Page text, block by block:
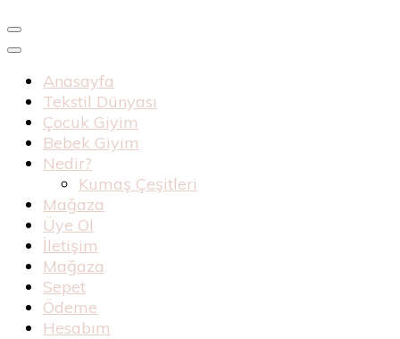
Haknur Bebe
Anasayfa
Tekstil Dünyası
Çocuk Giyim
Bebek Giyim
Nedir?
Kumaş Çeşitleri
Mağaza
Üye Ol
İletişim
Mağaza
Sepet
Ödeme
Hesabım